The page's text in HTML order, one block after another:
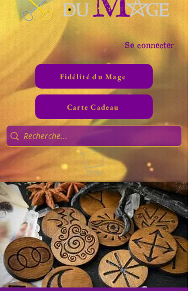
Se connecter
Fidélité du Mage
Carte Cadeau